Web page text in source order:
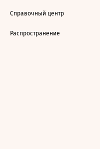
Справочный центр
Распространение